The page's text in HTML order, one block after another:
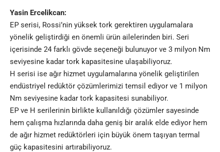
Yasin Ercelikcan:
EP serisi, Rossi’nin yüksek tork gerektiren uygulamalara
yönelik geliştirdiği en önemli ürün ailelerinden biri. Seri
içerisinde 24 farklı gövde seçeneği bulunuyor ve 3 milyon Nm
seviyesine kadar tork kapasitesine ulaşabiliyoruz.
H serisi ise ağır hizmet uygulamalarına yönelik geliştirilen
endüstriyel redüktör çözümlerimizi temsil ediyor ve 1 milyon
Nm seviyesine kadar tork kapasitesi sunabiliyor.
EP ve H serilerinin birlikte kullanıldığı çözümler sayesinde
hem çalışma hızlarında daha geniş bir aralık elde ediyor hem
de ağır hizmet redüktörleri için büyük önem taşıyan termal
güç kapasitesini artırabiliyoruz.